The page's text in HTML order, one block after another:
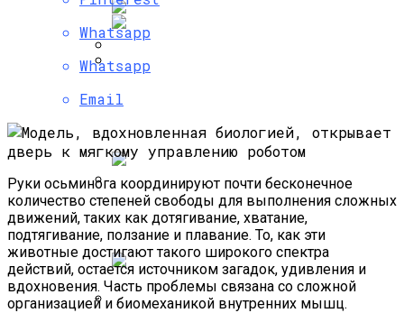
«Ошибка 1970» Дает Возможность
На Все 100% Вывести Из Строя IOS-
Устройство
Самые Популярные Отели В
Новосибирске Назвал Сервис
«Яндекс.Путешествия»
Полетную Программу На Маврикий Из
России Продлили До Мая 2024
Whatsapp
Whatsapp
Email
Руки осьминога координируют почти бесконечное
количество степеней свободы для выполнения сложных
движений, таких как дотягивание, хватание,
подтягивание, ползание и плавание. То, как эти
животные достигают такого широкого спектра
действий, остается источником загадок, удивления и
вдохновения. Часть проблемы связана со сложной
организацией и биомеханикой внутренних мышц.